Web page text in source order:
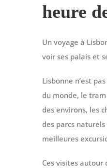
heure
Un voyage à
voir ses palais et
Lisbonne n’est
du monde, le
des environs, les
des parcs
meilleures
Ces visites autour